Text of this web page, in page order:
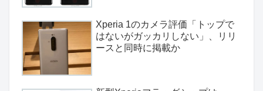
Xperia 1のカメラ評価「トップで
はないがガッカリしない」、リリ
ースと同時に掲載か